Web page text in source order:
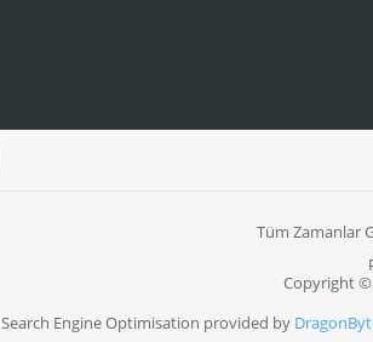
Tüm Zamanlar
Copyright ©
Search Engine Optimisation provided by